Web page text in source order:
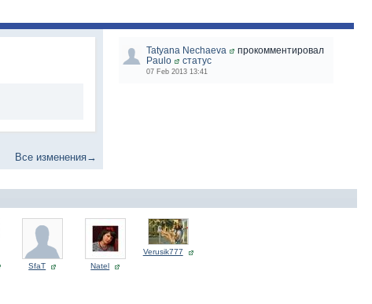
Все изменения→
Tatyana Nechaeva
прокомментировал
Paulo
статус
07 Feb 2013 13:41
SfaT Natel
Verusik777